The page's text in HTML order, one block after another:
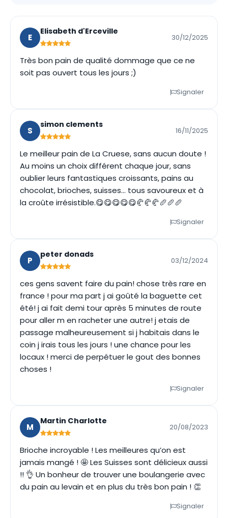
E
Elisabeth d'Erceville
30/12/2025
Très bon pain de qualité dommage que ce ne
soit pas ouvert tous les jours ;)
Signaler
S
simon clements
16/11/2025
Le meilleur pain de La Cruese, sans aucun doute !
Au moins un choix différent chaque jour, sans
oublier leurs fantastiques croissants, pains au
chocolat, brioches, suisses… tous savoureux et à
la croûte irrésistible.😋😋😋😋😋🥐🥐🥐🥖🥖🥖
Signaler
P
peter donads
03/12/2024
ces gens savent faire du pain! chose très rare en
france ! pour ma part j ai goûté la baguette cet
été! j ai fait demi tour après 5 minutes de route
pour aller m en racheter une autre! j etais de
passage malheureusement si j habitais dans le
coin j irais tous les jours ! une chance pour les
locaux ! merci de perpétuer le gout des bonnes
choses !
Signaler
M
Martin Charlotte
20/08/2023
Brioche incroyable ! Les meilleures qu’on est
jamais mangé ! 🤩 Les Suisses sont délicieux aussi
!! 👌 Un bonheur de trouver une boulangerie avec
du pain au levain et en plus du très bon pain ! 👏
Signaler